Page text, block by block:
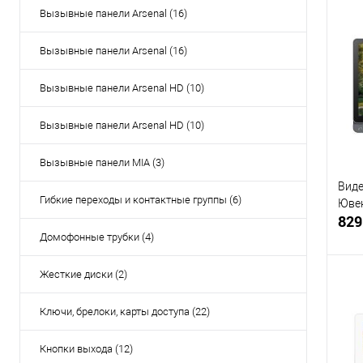
Вызывные панели Arsenal (16)
Вызывные панели Arsenal (16)
Вызывные панели Arsenal HD (10)
Вызывные панели Arsenal HD (10)
Вызывные панели MIA (3)
Гибкие переходы и контактные группы (6)
Домофонные трубки (4)
Жесткие диски (2)
Ключи, брелоки, карты доступа (22)
Кнопки выхода (12)
В
В